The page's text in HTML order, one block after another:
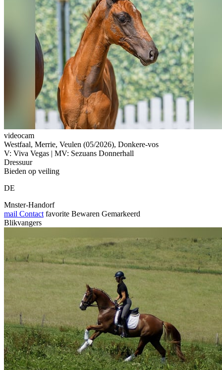
videocam
Westfaal, Merrie, Veulen (05/2026), Donkere-vos
V: Viva Vegas | MV: Sezuans Donnerhall
Dressuur
Bieden op veiling
DE
Mnster-Handorf
mail Contact favorite Bewaren Gemarkeerd
Blikvangers